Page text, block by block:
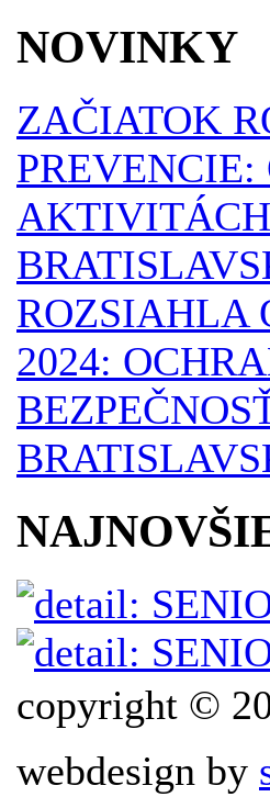
NOVINKY
ZAČIATOK
ROZSIAHLA
2024:
copyright ©
webdesign by